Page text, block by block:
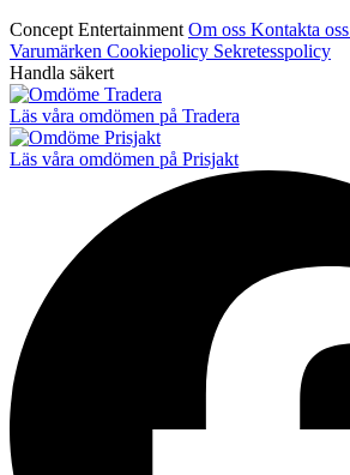
Concept Entertainment Om oss Kontakta oss
Varumärken Cookiepolicy Sekretesspolicy
Handla säkert
Läs våra omdömen på Tradera
Läs våra omdömen på Prisjakt